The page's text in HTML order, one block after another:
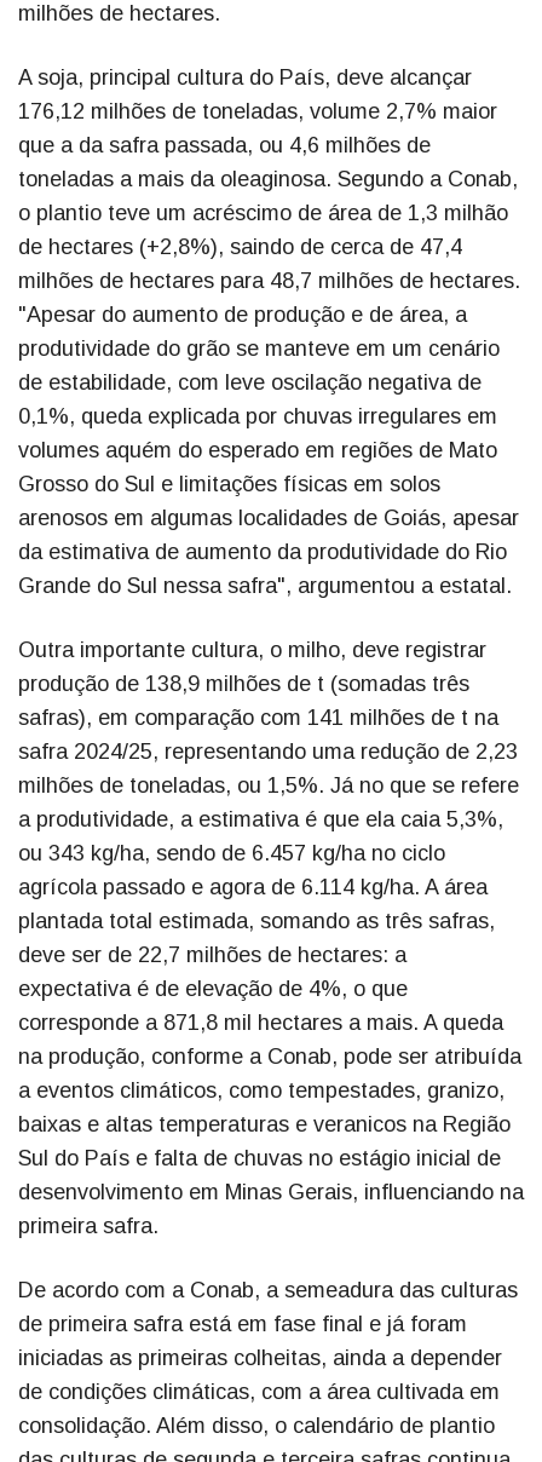
milhões de hectares.
A soja, principal cultura do País, deve alcançar
176,12 milhões de toneladas, volume 2,7% maior
que a da safra passada, ou 4,6 milhões de
toneladas a mais da oleaginosa. Segundo a Conab,
o plantio teve um acréscimo de área de 1,3 milhão
de hectares (+2,8%), saindo de cerca de 47,4
milhões de hectares para 48,7 milhões de hectares.
"Apesar do aumento de produção e de área, a
produtividade do grão se manteve em um cenário
de estabilidade, com leve oscilação negativa de
0,1%, queda explicada por chuvas irregulares em
volumes aquém do esperado em regiões de Mato
Grosso do Sul e limitações físicas em solos
arenosos em algumas localidades de Goiás, apesar
da estimativa de aumento da produtividade do Rio
Grande do Sul nessa safra", argumentou a estatal.
Outra importante cultura, o milho, deve registrar
produção de 138,9 milhões de t (somadas três
safras), em comparação com 141 milhões de t na
safra 2024/25, representando uma redução de 2,23
milhões de toneladas, ou 1,5%. Já no que se refere
a produtividade, a estimativa é que ela caia 5,3%,
ou 343 kg/ha, sendo de 6.457 kg/ha no ciclo
agrícola passado e agora de 6.114 kg/ha. A área
plantada total estimada, somando as três safras,
deve ser de 22,7 milhões de hectares: a
expectativa é de elevação de 4%, o que
corresponde a 871,8 mil hectares a mais. A queda
na produção, conforme a Conab, pode ser atribuída
a eventos climáticos, como tempestades, granizo,
baixas e altas temperaturas e veranicos na Região
Sul do País e falta de chuvas no estágio inicial de
desenvolvimento em Minas Gerais, influenciando na
primeira safra.
De acordo com a Conab, a semeadura das culturas
de primeira safra está em fase final e já foram
iniciadas as primeiras colheitas, ainda a depender
de condições climáticas, com a área cultivada em
consolidação. Além disso, o calendário de plantio